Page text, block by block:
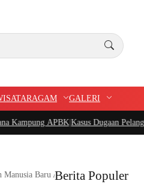
RAGAM GALERI
|Kasus Dugaan Pelanggaran
Manusia Baru Ala Illuminati Dajjal
Berita Populer